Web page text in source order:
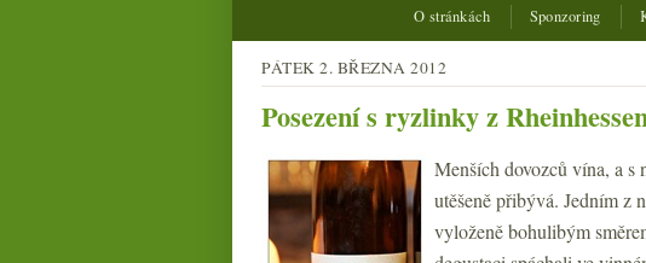
O stránkách Sponzoring
PÁTEK 2. BŘEZNA 2012
Posezení s ryzlinky z
Menších dovozců vína, a s
utěšeně přibývá. Jedním z
vyloženě bohulibým